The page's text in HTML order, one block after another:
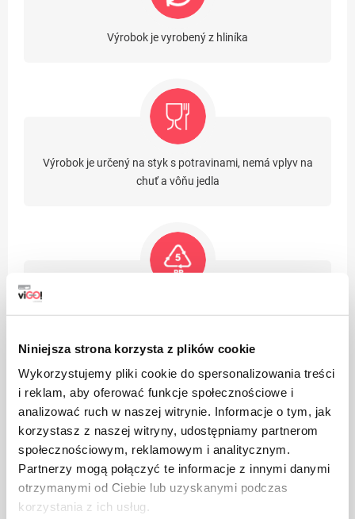
Niniejsza strona korzysta z plików cookie
Wykorzystujemy pliki cookie do spersonalizowania treści
i reklam, aby oferować funkcje społecznościowe i
analizować ruch w naszej witrynie. Informacje o tym, jak
korzystasz z naszej witryny, udostępniamy partnerom
społecznościowym, reklamowym i analitycznym.
Partnerzy mogą połączyć te informacje z innymi danymi
otrzymanymi od Ciebie lub uzyskanymi podczas
korzystania z ich usług.
Výrobok je vyrobený z hliníka
Výrobok je určený na styk s potravinami, nemá vplyv na
chuť a vôňu jedla
Dbajte na čistotu a použité obaly vyhoďte do koša